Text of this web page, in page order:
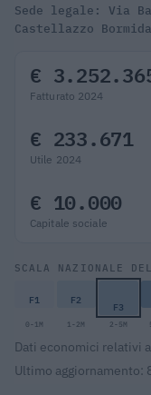
Sede legale: Via
Castellazzo
€
Fatturato 2024
€ 233.671
Utile 2024
€ 10.000
Capitale sociale
SCALA NAZIONALE
F1 F2 F3
0-1M 1-2M 2-5M
Dati economici relativi
Ultimo aggiornamento: